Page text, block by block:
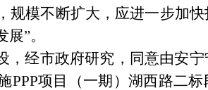
规模不断扩大，应进一步加
展”。
，经市政府研究，同意由安
PPP项目（一期）湖西路二